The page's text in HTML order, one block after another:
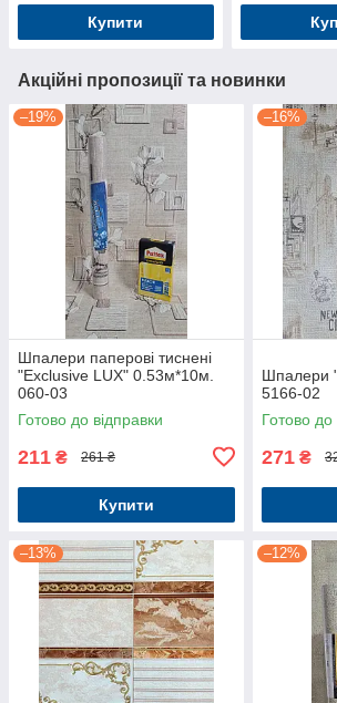
Купити
Акційні пропозиції та новинки
–19%
Шпалери паперові тиснені
"Exclusive LUX" 0.53м*10м.
060-03
Готово до відправки
211 ₴ 261 ₴
Купити
–16%
Шпалери
5166-02
Готово до
271 ₴
–13% –12%